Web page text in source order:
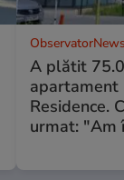
A plătit
apartament
Residence.
urmat: "Am